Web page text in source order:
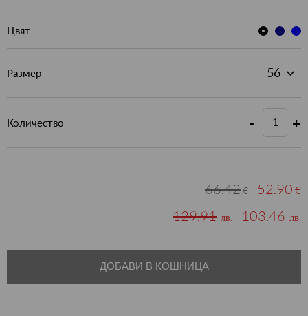
Цвят
Размер
Количество - +
66.42€ 52.90 €
129.91лв. 103.46 лв.
ДОБАВИ В КОШНИЦА